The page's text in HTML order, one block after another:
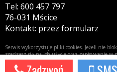
Tel: 600 457 797
76-031 Mścice
Kontakt: przez formularz
Serwis wykorzystuje pliki cookies. Jeżeli nie
zgadzasz się na ich użycie oraz zapisywanie w
Więcej informacji wpolityce prywatności